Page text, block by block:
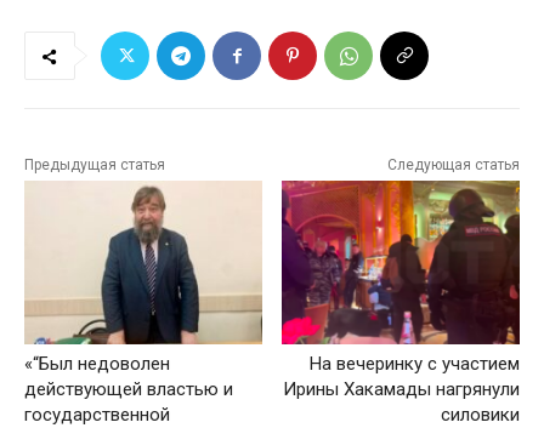
Предыдущая статья
«“Был недоволен
действующей властью и
государственной
Следующая статья
На вечеринку с участием
Ирины Хакамады нагрянули
силовики